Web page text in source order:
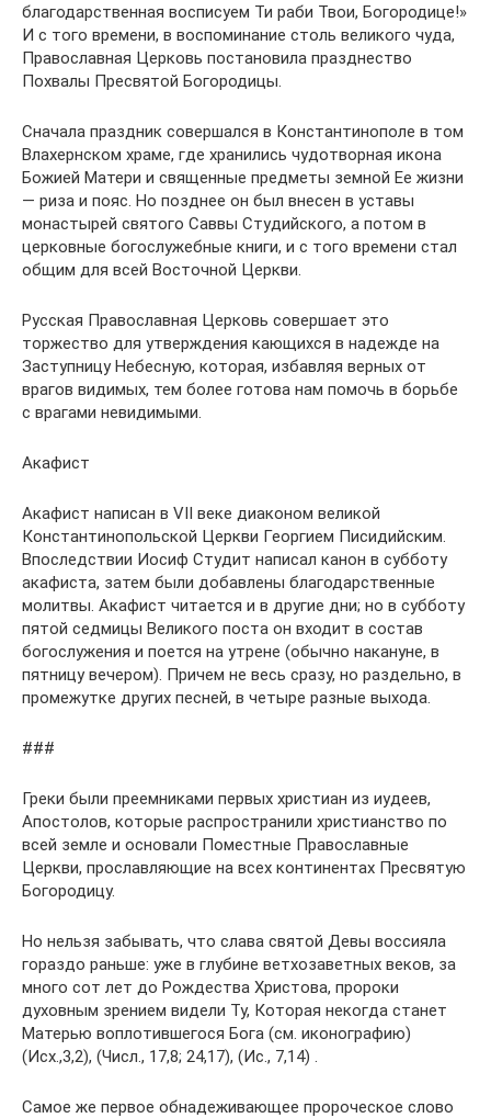
благодарственная восписуем Ти раби Твои, Богородице!»
И с того времени, в воспоминание столь великого чуда,
Православная Церковь постановила празднество
Похвалы Пресвятой Богородицы.
Сначала праздник совершался в Константинополе в том
Влахернском храме, где хранились чудотворная икона
Божией Матери и священные предметы земной Ее жизни
— риза и пояс. Но позднее он был внесен в уставы
монастырей святого Саввы Студийского, а потом в
церковные богослужебные книги, и с того времени стал
общим для всей Восточной Церкви.
Русская Православная Церковь совершает это
торжество для утверждения кающихся в надежде на
Заступницу Небесную, которая, избавляя верных от
врагов видимых, тем более готова нам помочь в борьбе
с врагами невидимыми.
Акафист
Акафист написан в VII веке диаконом великой
Константинопольской Церкви Георгием Писидийским.
Впоследствии Иосиф Студит написал канон в субботу
акафиста, затем были добавлены благодарственные
молитвы. Акафист читается и в другие дни; но в субботу
пятой седмицы Великого поста он входит в состав
богослужения и поется на утрене (обычно накануне, в
пятницу вечером). Причем не весь сразу, но раздельно, в
промежутке других песней, в четыре разные выхода.
###
Греки были преемниками первых христиан из иудеев,
Апостолов, которые распространили христианство по
всей земле и основали Поместные Православные
Церкви, прославляющие на всех континентах Пресвятую
Богородицу.
Но нельзя забывать, что слава святой Девы воссияла
гораздо раньше: уже в глубине ветхозаветных веков, за
много сот лет до Рождества Христова, пророки
духовным зрением видели Ту, Которая некогда станет
Матерью воплотившегося Бога (см. иконографию)
(Исх.,3,2), (Числ., 17,8; 24,17), (Ис., 7,14) .
Самое же первое обнадеживающее пророческое слово